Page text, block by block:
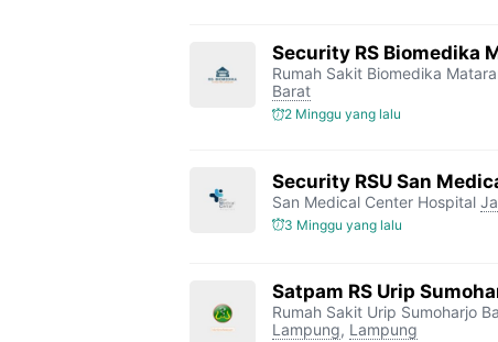
Security RS Biomedika
Rumah Sakit Biomedika
Barat
2 Minggu yang lalu
Security RSU San
San Medical Center Hospital
3 Minggu yang lalu
Satpam RS Urip
Rumah Sakit Urip Sumoharjo
Lampung, Lampung